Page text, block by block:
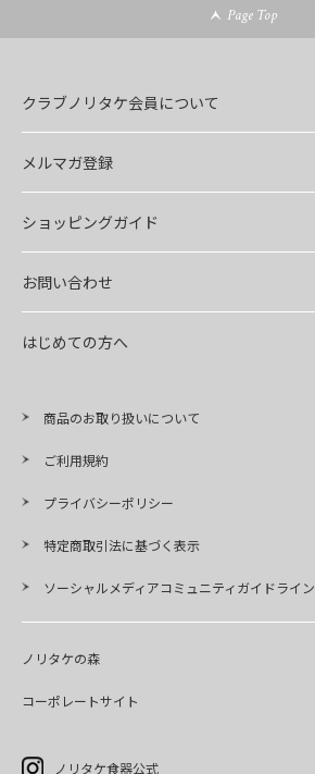
Page Top
クラブノリタケ会員について
メルマガ登録
ショッピングガイド
お問い合わせ
はじめての方へ
商品のお取り扱いについて
ご利用規約
プライバシーポリシー
特定商取引法に基づく表示
ソーシャルメディアコミュニティガイドライン
ノリタケの森
コーポレートサイト
ノリタケ食器公式